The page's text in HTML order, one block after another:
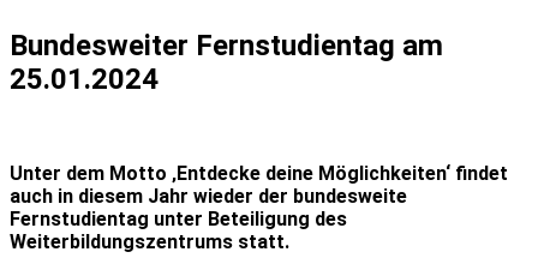
Bundesweiter Fernstudientag am
25.01.2024
Unter dem Motto ‚Entdecke deine Möglichkeiten‘ findet
auch in diesem Jahr wieder der bundesweite
Fernstudientag unter Beteiligung des
Weiterbildungszentrums statt.